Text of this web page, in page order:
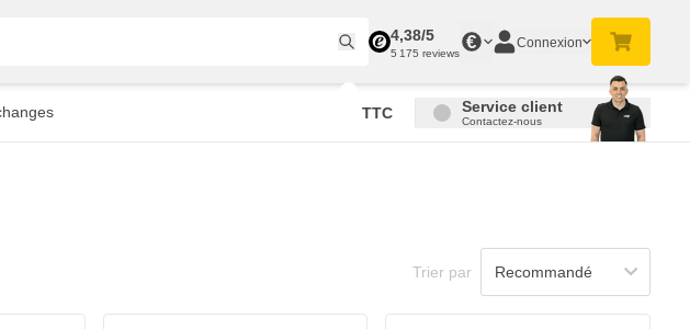
4,38/5
5 175 reviews
€ Connexion
TTC Service client
Contactez-nous
Trier par